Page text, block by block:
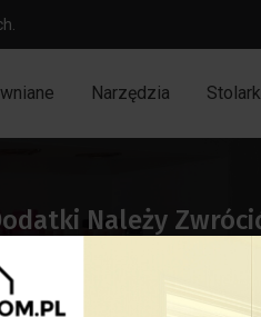
Narzędzia
Należy